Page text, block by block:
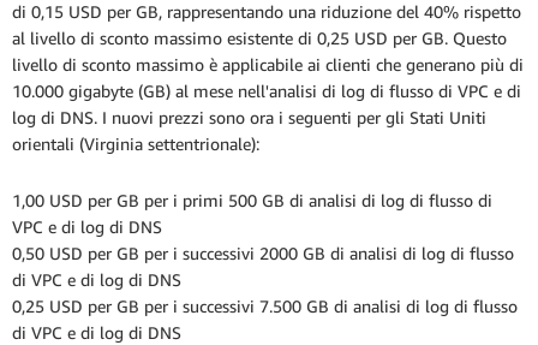
di 0,15 USD per GB, rappresentando una riduzione del 40% rispetto
al livello di sconto massimo esistente di 0,25 USD per GB. Questo
livello di sconto massimo è applicabile ai clienti che generano più di
10.000 gigabyte (GB) al mese nell'analisi di log di flusso di VPC e di
log di DNS. I nuovi prezzi sono ora i seguenti per gli Stati Uniti
orientali (Virginia settentrionale):
1,00 USD per GB per i primi 500 GB di analisi di log di flusso di
VPC e di log di DNS
0,50 USD per GB per i successivi 2000 GB di analisi di log di flusso
di VPC e di log di DNS
0,25 USD per GB per i successivi 7.500 GB di analisi di log di flusso
di VPC e di log di DNS